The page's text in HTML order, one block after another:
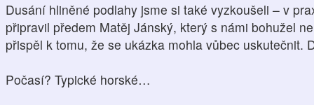
Dusání hliněné podlahy jsme si také vyzkoušeli – v
připravil předem Matěj Jánský, který s námi bohužel
přispěl k tomu, že se ukázka mohla vůbec uskutečnit.
Počasí? Typické horské…